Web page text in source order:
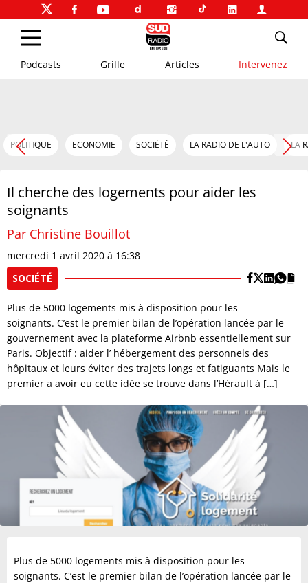
Podcasts Grille Articles Intervenez
POLITIQUE ECONOMIE SOCIÉTÉ LA RADIO DE L'AUTO LA
Il cherche des logements pour aider les
soignants
Par Christine Bouillot
mercredi 1 avril 2020 à 16:38
SOCIÉTÉ
Plus de 5000 logements mis à disposition pour les
soignants. C’est le premier bilan de l’opération lancée par le
gouvernement avec la plateforme Airbnb essentiellement sur
Paris. Objectif : aider l’ hébergement des personnels des
hôpitaux et leurs éviter des trajets longs et fatiguants Mais le
premier a avoir eu cette idée se trouve dans l’Hérault à […]
Plus de 5000 logements mis à disposition pour les
soignants. C’est le premier bilan de l’opération lancée par le